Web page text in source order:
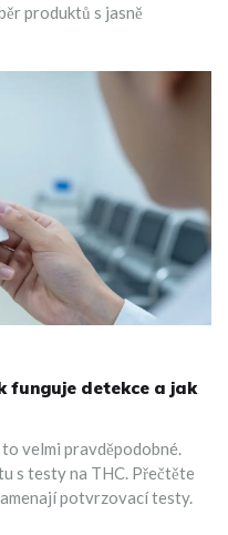
produktů s jasně
funguje detekce a jak
velmi pravděpodobné.
s testy na THC. Přečtěte
potvrzovací testy.